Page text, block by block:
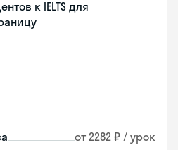
к IELTS для
от 2282 ₽ / урок